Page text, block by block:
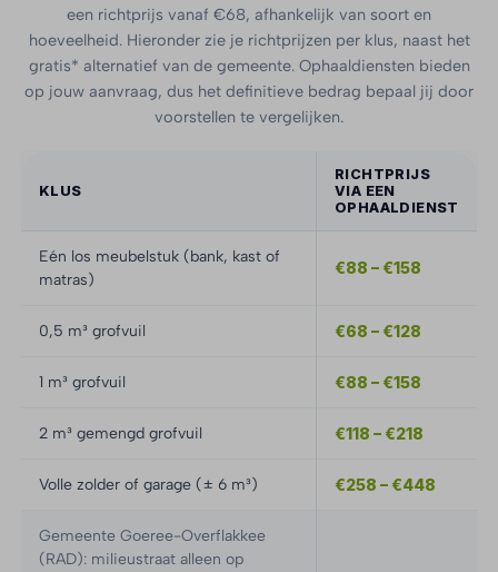
een richtprijs vanaf €68, afhankelijk van soort en
hoeveelheid. Hieronder zie je richtprijzen per klus, naast het
gratis* alternatief van de gemeente. Ophaaldiensten bieden
op jouw aanvraag, dus het definitieve bedrag bepaal jij door
voorstellen te vergelijken.
KLUS
RICHTPRIJS
VIA EEN
OPHAALDIENST
Eén los meubelstuk (bank, kast of
matras)
€88 – €158
0,5 m³ grofvuil €68 – €128
1 m³ grofvuil €88 – €158
2 m³ gemengd grofvuil €118 – €218
Volle zolder of garage (± 6 m³) €258 – €448
Gemeente Goeree-Overflakkee
(RAD): milieustraat alleen op